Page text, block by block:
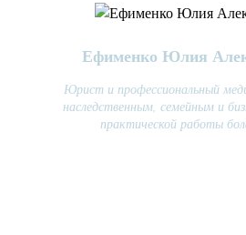
Ефименко Юлия
Юрист и профессиональный
наследственным, семейным и
практической работы